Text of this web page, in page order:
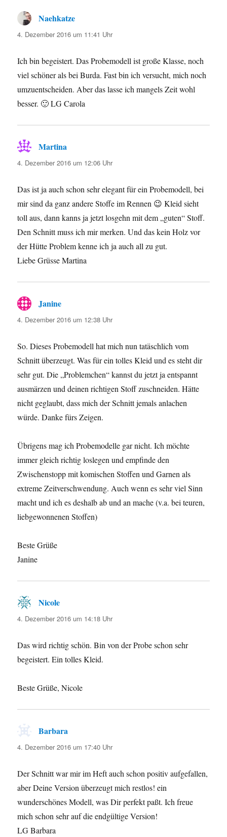
Naehkatze
4. Dezember 2016 um 11:41 Uhr
Ich bin begeistert. Das Probemodell ist große Klasse, noch
viel schöner als bei Burda. Fast bin ich versucht, mich noch
umzuentscheiden. Aber das lasse ich mangels Zeit wohl
besser. 🙂 LG Carola
Martina
4. Dezember 2016 um 12:06 Uhr
Das ist ja auch schon sehr elegant für ein Probemodell, bei
mir sind da ganz andere Stoffe im Rennen 😉 Kleid sieht
toll aus, dann kanns ja jetzt losgehn mit dem „guten“ Stoff.
Den Schnitt muss ich mir merken. Und das kein Holz vor
der Hütte Problem kenne ich ja auch all zu gut.
Liebe Grüsse Martina
Janine
4. Dezember 2016 um 12:38 Uhr
So. Dieses Probemodell hat mich nun tatäschlich vom
Schnitt überzeugt. Was für ein tolles Kleid und es steht dir
sehr gut. Die „Problemchen“ kannst du jetzt ja entspannt
ausmärzen und deinen richtigen Stoff zuschneiden. Hätte
nicht geglaubt, dass mich der Schnitt jemals anlachen
würde. Danke fürs Zeigen.
Übrigens mag ich Probemodelle gar nicht. Ich möchte
immer gleich richtig loslegen und empfinde den
Zwischenstopp mit komischen Stoffen und Garnen als
extreme Zeitverschwendung. Auch wenn es sehr viel Sinn
macht und ich es deshalb ab und an mache (v.a. bei teuren,
liebgewonnenen Stoffen)
Beste Grüße
Janine
Nicole
4. Dezember 2016 um 14:18 Uhr
Das wird richtig schön. Bin von der Probe schon sehr
begeistert. Ein tolles Kleid.
Beste Grüße, Nicole
Barbara
4. Dezember 2016 um 17:40 Uhr
Der Schnitt war mir im Heft auch schon positiv aufgefallen,
aber Deine Version überzeugt mich restlos! ein
wunderschönes Modell, was Dir perfekt paßt. Ich freue
mich schon sehr auf die endgültige Version!
LG Barbara